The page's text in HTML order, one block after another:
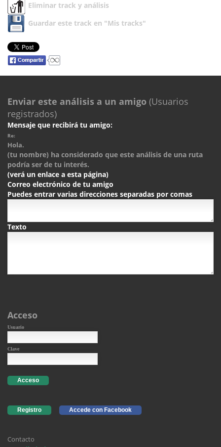
Eliminar track y análisis
Guardar este track en "Mis tracks"
Enviar este análisis a un amigo (Usuarios
registrados)
Mensaje que recibirá tu amigo:
Re:
Hola.
(tu nombre) ha considerado que este análisis de una ruta
podría ser de tu interés.
(verá un enlace a esta página)
Correo electrónico de tu amigo
Puedes entrar varias direcciones separadas por comas
Texto
Acceso
Usuario
Clave
Acceso
Registro Accede con Facebook
Contacto